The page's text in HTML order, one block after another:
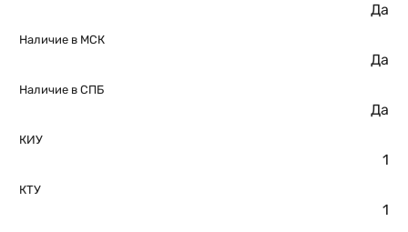
Да
Наличие в МСК
Да
Наличие в СПБ
Да
КИУ
1
КТУ
1